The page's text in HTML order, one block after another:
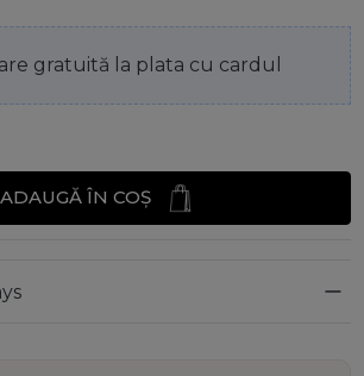
gratuită la plata cu cardul
ADAUGĂ ÎN COȘ